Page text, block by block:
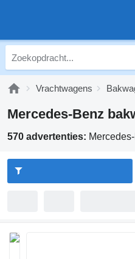
Vrachtwagens
Mercedes-Benz
570 advertenties: